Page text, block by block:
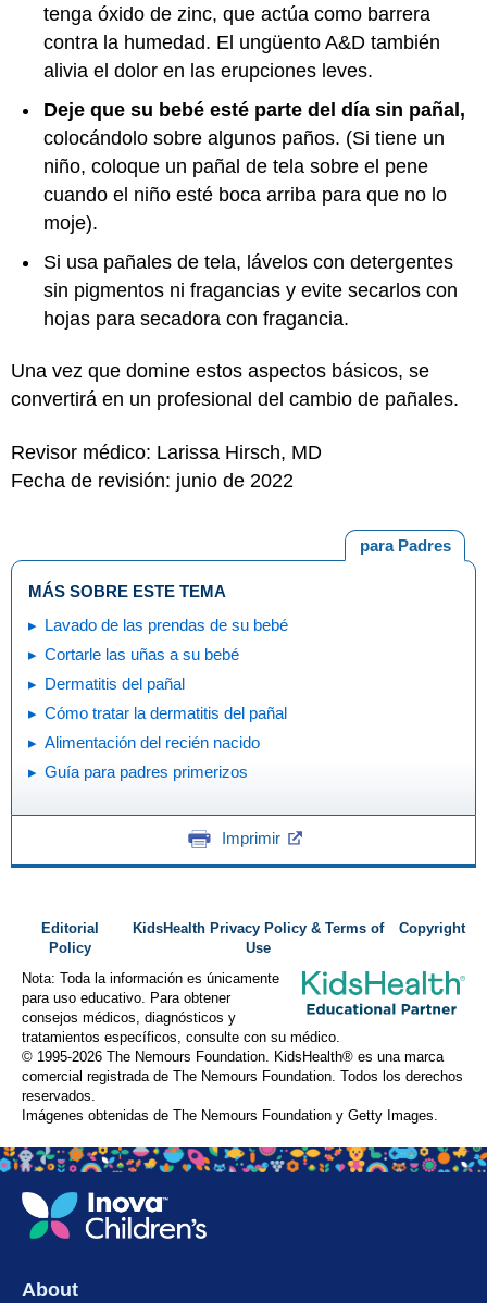
tenga óxido de zinc, que actúa como barrera
contra la humedad. El ungüento A&D también
alivia el dolor en las erupciones leves.
Deje que su bebé esté parte del día sin pañal,
colocándolo sobre algunos paños. (Si tiene un
niño, coloque un pañal de tela sobre el pene
cuando el niño esté boca arriba para que no lo
moje).
Si usa pañales de tela, lávelos con detergentes
sin pigmentos ni fragancias y evite secarlos con
hojas para secadora con fragancia.
Una vez que domine estos aspectos básicos, se
convertirá en un profesional del cambio de pañales.
Revisor médico: Larissa Hirsch, MD
Fecha de revisión: junio de 2022
para Padres
MÁS SOBRE ESTE TEMA
Lavado de las prendas de su bebé
Cortarle las uñas a su bebé
Dermatitis del pañal
Cómo tratar la dermatitis del pañal
Alimentación del recién nacido
Guía para padres primerizos
Imprimir
Editorial
Policy
KidsHealth Privacy Policy & Terms of
Use
Copyright
Nota: Toda la información es únicamente
para uso educativo. Para obtener
consejos médicos, diagnósticos y
tratamientos específicos, consulte con su médico.
© 1995-2026 The Nemours Foundation. KidsHealth® es una marca
comercial registrada de The Nemours Foundation. Todos los derechos
reservados.
Imágenes obtenidas de The Nemours Foundation y Getty Images.
About